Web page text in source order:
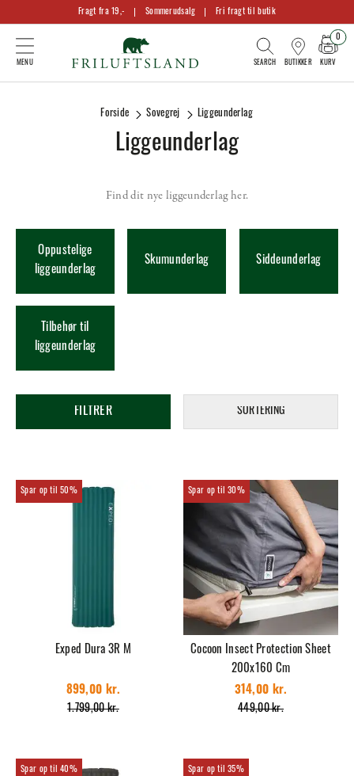
Fragt fra 19,- Sommerudsalg Fri fragt til butik
BUTIKKER KURV
0
Liggeunderlag
Forside Sovegrej Liggeunderlag
Find dit nye liggeunderlag her.
Oppustelige
liggeunderlag
Skumunderlag Siddeunderlag
Tilbehør til
liggeunderlag
FILTRER SORTERING
50%
Exped Dura 3R M
1.799,00 kr.
899,00 kr.
30%
Cocoon Insect Protection Sheet
200x160 Cm
449,00 kr.
314,00 kr.
40% 35%